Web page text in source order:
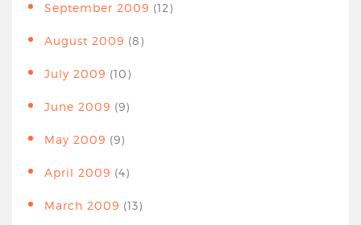
September 2009 (12)
August 2009 (8)
July 2009 (10)
June 2009 (9)
May 2009 (9)
April 2009 (4)
March 2009 (13)